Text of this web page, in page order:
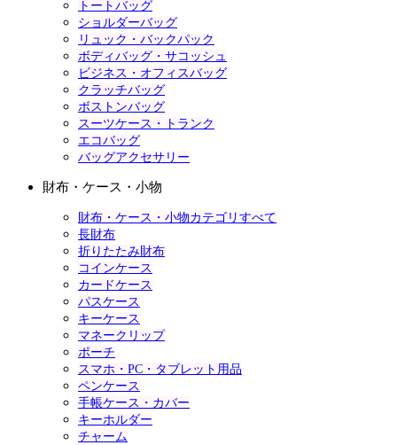
トートバッグ
ショルダーバッグ
リュック・バックパック
ボディバッグ・サコッシュ
ビジネス・オフィスバッグ
クラッチバッグ
ボストンバッグ
スーツケース・トランク
エコバッグ
バッグアクセサリー
財布・ケース・小物
財布・ケース・小物カテゴリすべて
長財布
折りたたみ財布
コインケース
カードケース
パスケース
キーケース
マネークリップ
ポーチ
スマホ・PC・タブレット用品
ペンケース
手帳ケース・カバー
キーホルダー
チャーム